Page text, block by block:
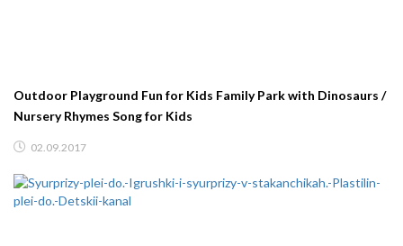
Outdoor Playground Fun for Kids Family Park with Dinosaurs /
Nursery Rhymes Song for Kids
02.09.2017